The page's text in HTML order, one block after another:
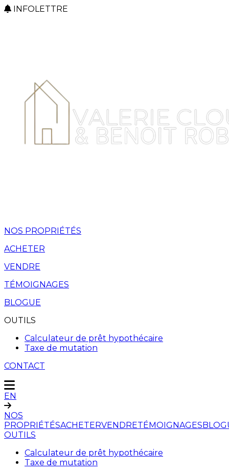
INFOLETTRE
NOS PROPRIÉTÉS
ACHETER
VENDRE
TÉMOIGNAGES
BLOGUE
OUTILS
Calculateur de prêt hypothécaire
Taxe de mutation
CONTACT
EN
NOS
PROPRIÉTÉSACHETERVENDRETÉMOIGNAGES
OUTILS
Calculateur de prêt hypothécaire
Taxe de mutation